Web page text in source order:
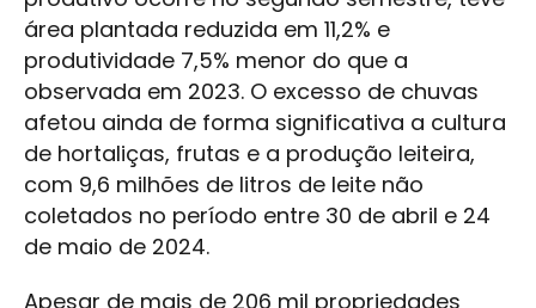
área plantada reduzida em 11,2% e
produtividade 7,5% menor do que a
observada em 2023. O excesso de chuvas
afetou ainda de forma significativa a cultura
de hortaliças, frutas e a produção leiteira,
com 9,6 milhões de litros de leite não
coletados no período entre 30 de abril e 24
de maio de 2024.
Apesar de mais de 206 mil propriedades